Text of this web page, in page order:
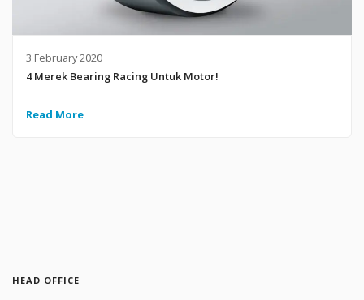
3 February 2020
4 Merek Bearing Racing Untuk Motor!
Read More
HEAD OFFICE